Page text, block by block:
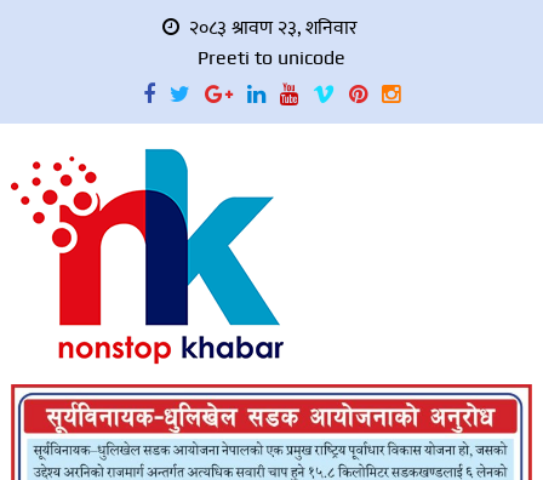
२०८३ श्रावण २३, शनिवार
Preeti to unicode